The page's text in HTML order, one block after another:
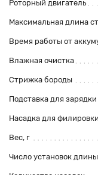
Роторный двигатель
Максимальная длина
Время работы от
Влажная очистка
Стрижка бороды
Подставка для зарядки
Насадка для филировки
Вес, г
Число установок длины